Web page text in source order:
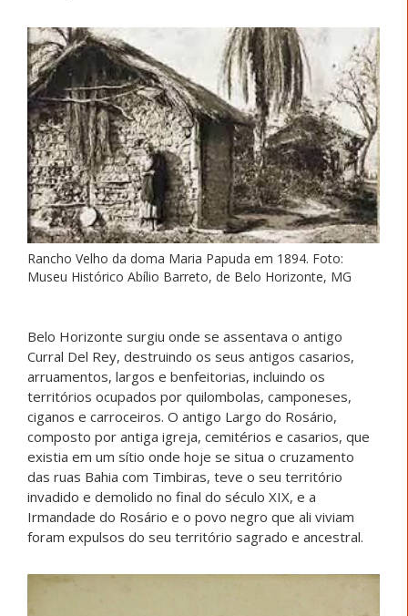
Rancho Velho da doma Maria Papuda em 1894. Foto:
Museu Histórico Abílio Barreto, de Belo Horizonte, MG
Belo Horizonte surgiu onde se assentava o antigo
Curral Del Rey, destruindo os seus antigos casarios,
arruamentos, largos e benfeitorias, incluindo os
territórios ocupados por quilombolas, camponeses,
ciganos e carroceiros. O antigo Largo do Rosário,
composto por antiga igreja, cemitérios e casarios, que
existia em um sítio onde hoje se situa o cruzamento
das ruas Bahia com Timbiras, teve o seu território
invadido e demolido no final do século XIX, e a
Irmandade do Rosário e o povo negro que ali viviam
foram expulsos do seu território sagrado e ancestral.